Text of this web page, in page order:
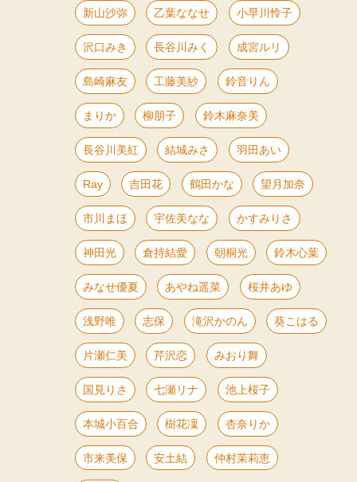
新山沙弥 乙葉ななせ 小早川怜子
沢口みき 長谷川みく 成宮ルリ
島崎麻友 工藤美紗 鈴音りん
まりか 柳朋子 鈴木麻奈美
長谷川美紅 結城みさ 羽田あい
Ray 吉田花 鶴田かな 望月加奈
市川まほ 宇佐美なな かすみりさ
神田光 倉持結愛 朝桐光 鈴木心葉
みなせ優夏 あやね遥菜 桜井あゆ
浅野唯 志保 滝沢かのん 葵こはる
片瀬仁美 芹沢恋 みおり舞
国見りさ 七瀬リナ 池上桜子
本城小百合 樹花凜 杏奈りか
市来美保 安土結 仲村茉莉恵